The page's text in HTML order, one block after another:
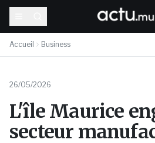
Accueil Business
26/05/2026
L'île Maurice
secteur